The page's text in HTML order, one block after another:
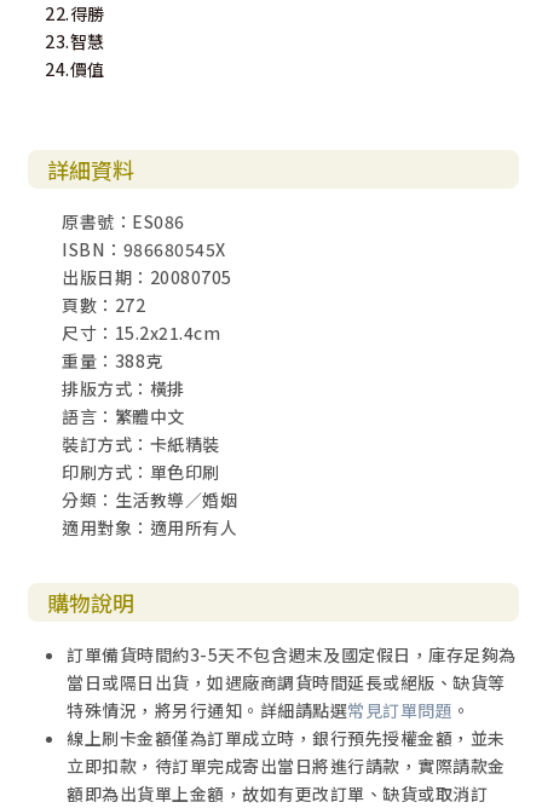
22.得勝
23.智慧
24.價值
詳細資料
原書號：ES086
ISBN：986680545X
出版日期：20080705
頁數：272
尺寸：15.2x21.4cm
重量：388克
排版方式：橫排
語言：繁體中文
裝訂方式：卡紙精裝
印刷方式：單色印刷
分類：生活教導／婚姻
適用對象：適用所有人
購物說明
訂單備貨時間約3-5天不包含週末及國定假日，庫存足夠為
當日或隔日出貨，如遇廠商調貨時間延長或絕版、缺貨等
特殊情況，將另行通知。詳細請點選常見訂單問題 。
線上刷卡金額僅為訂單成立時，銀行預先授權金額，並未
立即扣款，待訂單完成寄出當日將進行請款，實際請款金
額即為出貨單上金額，故如有更改訂單、缺貨或取消訂